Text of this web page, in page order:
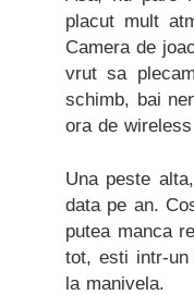
placut mult
Camera de
vrut sa
schimb, bai
ora de
Una peste
data pe an.
putea manca
tot, esti intr-un
la manivela.